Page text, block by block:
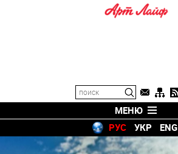
МЕНЮ
РУС
УКР ENG